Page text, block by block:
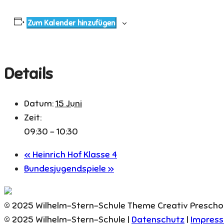
Zum Kalender hinzufügen
Details
Datum:15 Juni
Zeit:
09:30 - 10:30
« Heinrich Hof Klasse 4
Bundesjugendspiele »
© 2025 Wilhelm-Stern-Schule Theme Creativ
© 2025 Wilhelm-Stern-Schule | Datenschutz |